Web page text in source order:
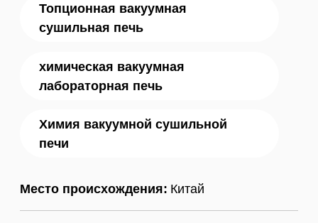
Топционная вакуумная
сушильная печь
химическая вакуумная
лабораторная печь
Химия вакуумной сушильной
печи
Место происхождения: Китай